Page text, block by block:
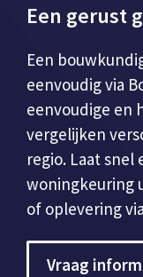
Een gerust
Een
eenvoudig via
eenvoudige en
vergelijken
regio. Laat snel
woningkeuring
of oplevering
Vraag